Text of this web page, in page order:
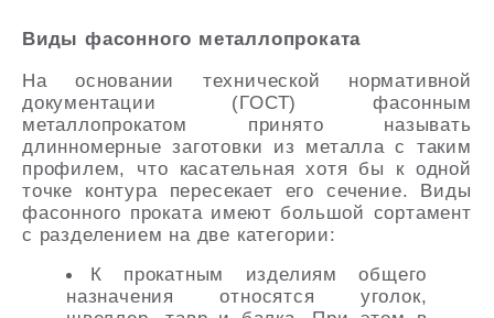
Виды фасонного металлопроката
На основании технической нормативной
документации (ГОСТ) фасонным
металлопрокатом принято называть
длинномерные заготовки из металла с таким
профилем, что касательная хотя бы к одной
точке контура пересекает его сечение. Виды
фасонного проката имеют большой сортамент
с разделением на две категории:
К прокатным изделиям общего
назначения относятся уголок,